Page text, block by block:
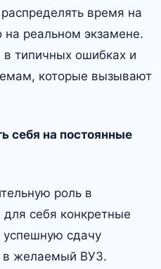
время на
на реальном экзамене.
в типичных ошибках и
которые вызывают
себя на постоянные
роль в
себя конкретные
успешную сдачу
в желаемый ВУЗ.